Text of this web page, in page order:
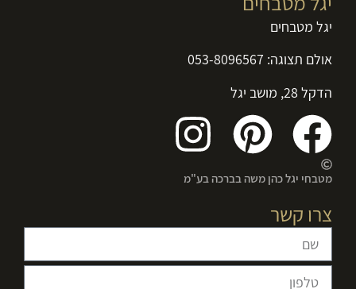
יגל מטבחים
אולם תצוגה: 053-8096567
הדקל 28, מושב יגל
מטבחי יגל כהן משה בברכה בע"מ
צרו קשר